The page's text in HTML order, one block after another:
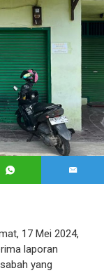
17 Mei 2024,
laporan
yang